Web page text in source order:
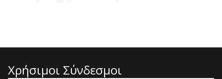
Χρήσιμοι Σύνδεσμοι